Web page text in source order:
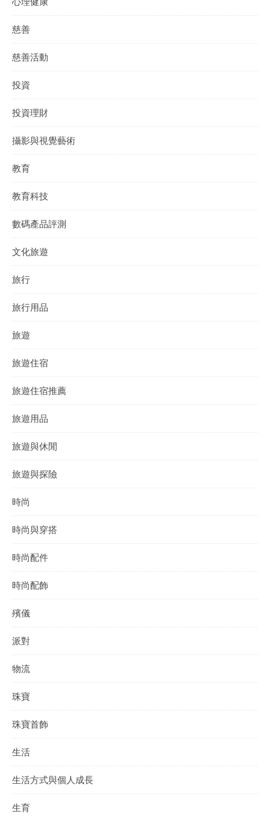
慈善
慈善活動
投資
投資理財
攝影與視覺藝術
教育
教育科技
數碼產品評測
文化旅遊
旅行
旅行用品
旅遊
旅遊住宿
旅遊住宿推薦
旅遊用品
旅遊與休閒
旅遊與探險
時尚
時尚與穿搭
時尚配件
時尚配飾
殯儀
派對
物流
珠寶
珠寶首飾
生活
生活方式與個人成長
生育